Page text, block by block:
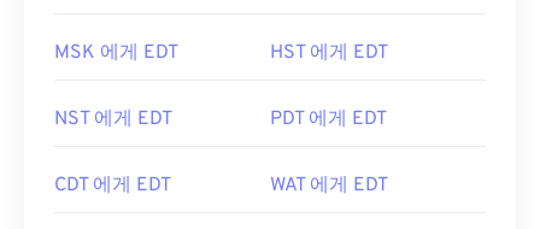
MSK 에게 EDT HST 에게 EDT
NST 에게 EDT PDT 에게 EDT
CDT 에게 EDT WAT 에게 EDT